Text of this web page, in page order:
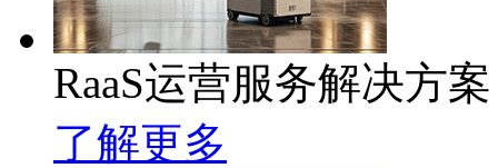
RaaS运营服务解决方案
了解更多